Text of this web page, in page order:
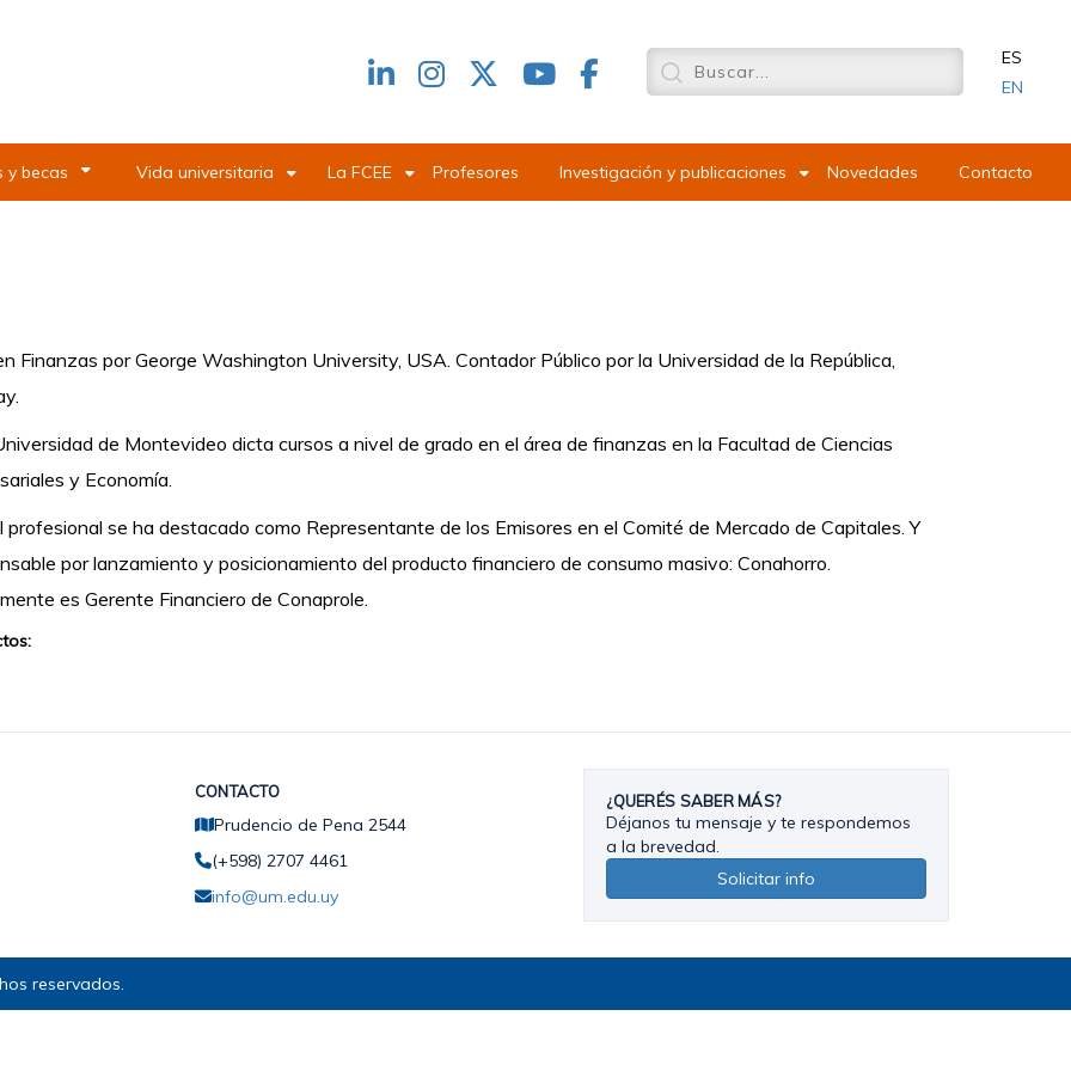
Redes
header
ES
EN
y becas Vida universitaria La FCEE Profesores Investigación y publicaciones Novedades Contacto
Finanzas por George Washington University, USA. Contador Público por la Universidad de la República,
de Montevideo dicta cursos a nivel de grado en el área de finanzas en la Facultad de Ciencias
y Economía.
profesional se ha destacado como Representante de los Emisores en el Comité de Mercado de Capitales. Y
por lanzamiento y posicionamiento del producto financiero de consumo masivo: Conahorro.
es Gerente Financiero de Conaprole.
CONTACTO
Prudencio de Pena 2544
(+598) 2707 4461
info@um.edu.uy
¿QUERÉS SABER MÁS?
Déjanos tu mensaje y te respondemos
a la brevedad.
Solicitar info
reservados.